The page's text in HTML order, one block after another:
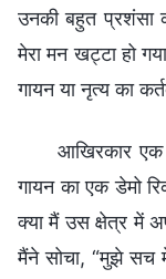
उनकी बहुत प्रशंसा
मेरा मन खट्टा हो
गायन या नृत्य का
आखिरकार एक
गायन का एक डेमो
क्या मैं उस क्षेत्र में
मैंने सोचा, “मुझे सच